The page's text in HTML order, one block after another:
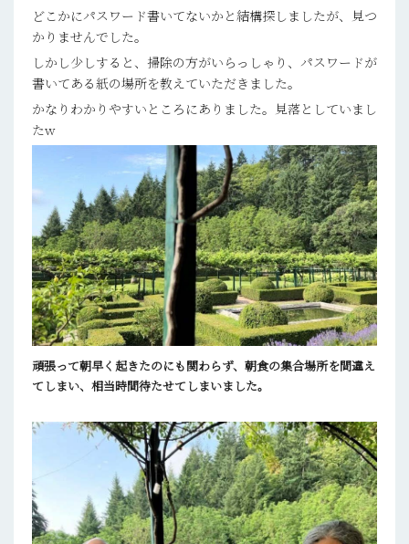
どこかにパスワード書いてないかと結構探しましたが、見つ
かりませんでした。
しかし少しすると、掃除の方がいらっしゃり、パスワードが
書いてある紙の場所を教えていただきました。
かなりわかりやすいところにありました。見落としていまし
たw
頑張って朝早く起きたのにも関わらず、朝食の集合場所を間違え
てしまい、相当時間待たせてしまいました。